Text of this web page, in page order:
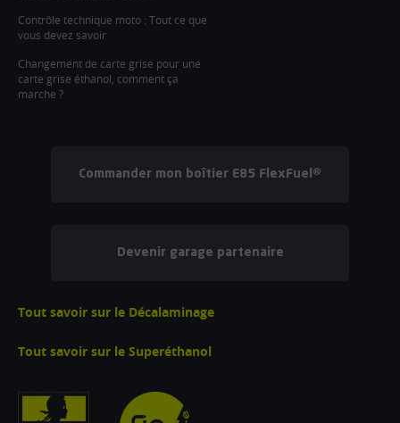
Contrôle technique moto : Tout ce que
vous devez savoir
Changement de carte grise pour une
carte grise éthanol, comment ça
marche ?
Commander mon boîtier E85 FlexFuel®
Devenir garage partenaire
Tout savoir sur le Décalaminage
Tout savoir sur le Superéthanol